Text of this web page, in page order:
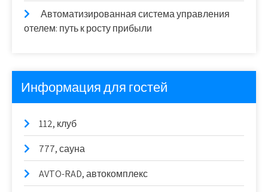
Автоматизированная система управления
отелем: путь к росту прибыли
Информация для гостей
112, клуб
777, сауна
AVTO-RAD, автокомплекс